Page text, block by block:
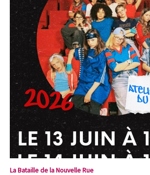
La Bataille de la Nouvelle Rue